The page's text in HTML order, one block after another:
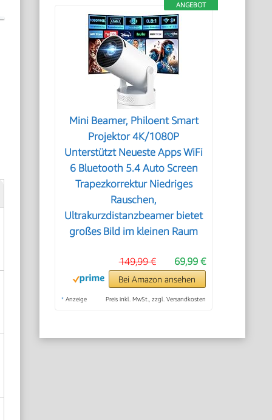
ANGEBOT
Mini Beamer, Philoent Smart
Projektor 4K/1080P
Unterstützt Neueste Apps WiFi
6 Bluetooth 5.4 Auto Screen
Trapezkorrektur Niedriges
Rauschen,
Ultrakurzdistanzbeamer bietet
großes Bild im kleinen Raum
69,99 €
149,99 €
Bei Amazon ansehen
* Anzeige Preis inkl. MwSt., zzgl. Versandkosten